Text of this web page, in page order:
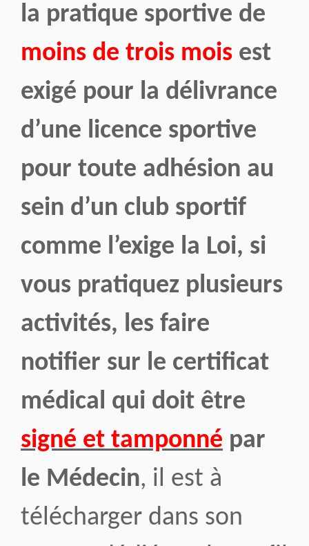
la pratique sportive de
moins de trois mois est
exigé pour la délivrance
d’une licence sportive
pour toute adhésion au
sein d’un club sportif
comme l’exige la Loi, si
vous pratiquez plusieurs
activités, les faire
notifier sur le certificat
médical qui doit être
signé et tamponné par
le Médecin, il est à
télécharger dans son